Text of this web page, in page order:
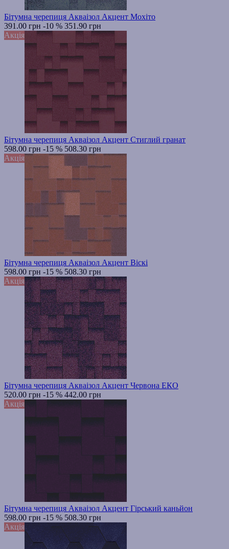
Бітумна черепиця Акваізол Акцент Мохiто
391.00 грн -10 % 351.90 грн
Акція
Бітумна черепиця Акваізол Акцент Стиглий гранат
598.00 грн -15 % 508.30 грн
Акція
Бітумна черепиця Акваізол Акцент Віскі
598.00 грн -15 % 508.30 грн
Акція
Бітумна черепиця Акваізол Акцент Червона ЕКО
520.00 грн -15 % 442.00 грн
Акція
Бітумна черепиця Акваізол Акцент Гірський каньйон
598.00 грн -15 % 508.30 грн
Акція